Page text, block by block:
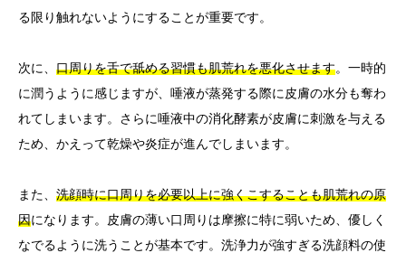
る限り触れないようにすることが重要です。
次に、 口周りを舌で舐める習慣も肌荒れを悪化させます。一時的
に潤うように感じますが、唾液が蒸発する際に皮膚の水分も奪わ
れてしまいます。さらに唾液中の消化酵素が皮膚に刺激を与える
ため、かえって乾燥や炎症が進んでしまいます。
また、 洗顔時に口周りを必要以上に強くこすることも肌荒れの原
因になります。皮膚の薄い口周りは摩擦に特に弱いため、優しく
なでるように洗うことが基本です。洗浄力が強すぎる洗顔料の使